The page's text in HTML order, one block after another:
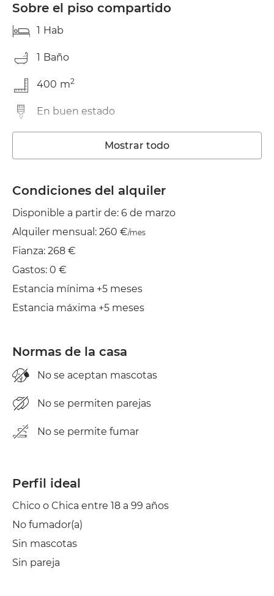
Sobre el piso compartido
1 Hab
1 Baño
400 m2
En buen estado
Jardín/Terraza
Tendedero
Mostrar todo
Condiciones del alquiler
Disponible a partir de: 6 de marzo
Alquiler mensual: 260 €/mes
Fianza: 268 €
Gastos: 0 €
Estancia mínima +5 meses
Estancia máxima +5 meses
Normas de la casa
No se aceptan mascotas
No se permiten parejas
No se permite fumar
Perfil ideal
Chico o Chica entre 18 a 99 años
No fumador(a)
Sin mascotas
Sin pareja